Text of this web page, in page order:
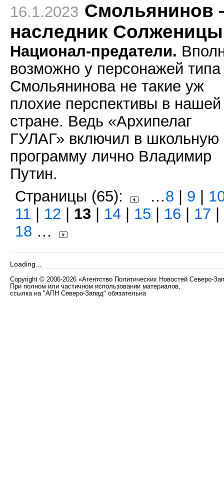
16.1.2023 Смольянинов
наследник
Национал-предатели.
возможно у персонажей типа
Смольянинова не такие уж
плохие перспективы в нашей
стране. Ведь «Архипелаг
ГУЛАГ» включил в школьную
программу лично Владимир
Путин.
Страницы (65):
…8 9
11
12 13 14 15 16 17
18 …
Loading...
Copyright © 2006-2026 «Агентство Политических Новостей Северо-
При полном или частичном использовании материалов,
ссылка на "АПН Северо-Запад" обязательна